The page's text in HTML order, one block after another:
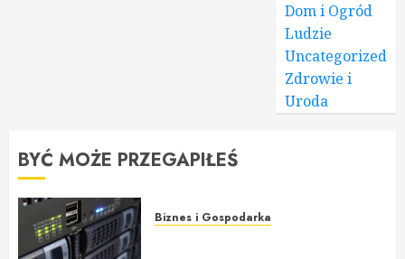
Dom i Ogród
Ludzie
Uncategorized
Zdrowie i
Uroda
BYĆ MOŻE PRZEGAPIŁEŚ
Biznes i Gospodarka